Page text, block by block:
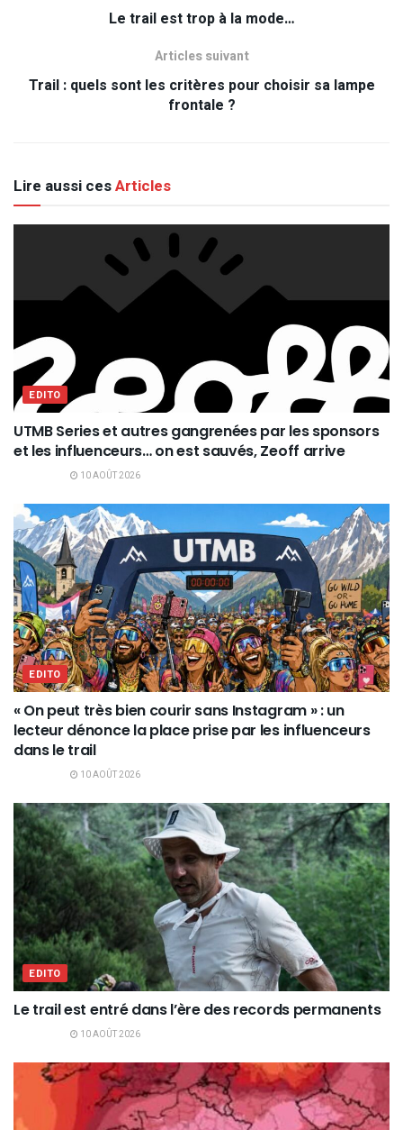
Le trail est trop à la mode…
Articles suivant
Trail : quels sont les critères pour choisir sa lampe
frontale ?
Lire aussi cesArticles
EDITO
UTMB Series et autres gangrenées par les sponsors
et les influenceurs… on est sauvés, Zeoff arrive
10 AOÛT 2026
EDITO
« On peut très bien courir sans Instagram » : un
lecteur dénonce la place prise par les influenceurs
dans le trail
10 AOÛT 2026
EDITO
Le trail est entré dans l’ère des records permanents
10 AOÛT 2026